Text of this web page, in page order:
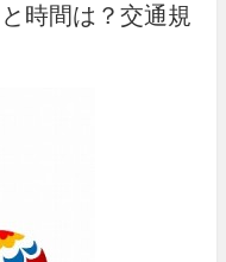
時間は？交通規